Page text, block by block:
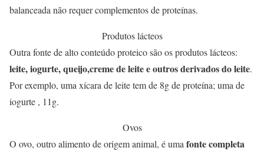
balanceada não requer complementos de proteínas.
Produtos lácteos
Outra fonte de alto conteúdo proteico são os produtos lácteos:
leite, iogurte, queijo,creme de leite e outros derivados do leite.
Por exemplo, uma xícara de leite tem de 8g de proteína; uma de
iogurte , 11g.
Ovos
O ovo, outro alimento de origem animal, é uma fonte completa